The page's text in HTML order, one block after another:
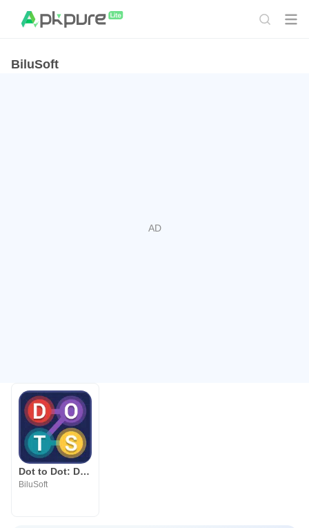
BiluSoft
Dot to Dot: Dots Connect – Dots Link – Dots Match
BiluSoft